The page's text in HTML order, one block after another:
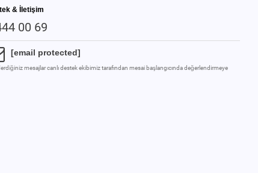
& İletişim
00 69
[email protected]
mesajlar canlı destek ekibimiz tarafından mesai başlangıcında değerlendirmeye